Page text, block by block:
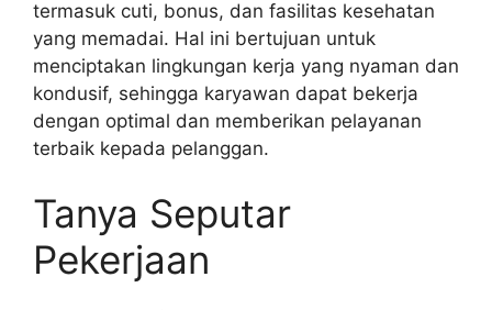
termasuk cuti, bonus, dan fasilitas kesehatan
yang memadai. Hal ini bertujuan untuk
menciptakan lingkungan kerja yang nyaman dan
kondusif, sehingga karyawan dapat bekerja
dengan optimal dan memberikan pelayanan
terbaik kepada pelanggan.
Tanya Seputar
Pekerjaan